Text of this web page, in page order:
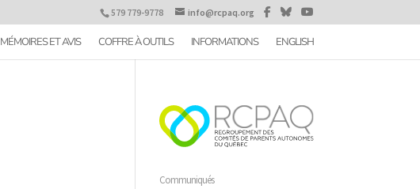
579 779-9778 info@rcpaq.org
MÉMOIRES ET AVIS COFFRE À OUTILS INFORMATIONS ENGLISH
Communiqués